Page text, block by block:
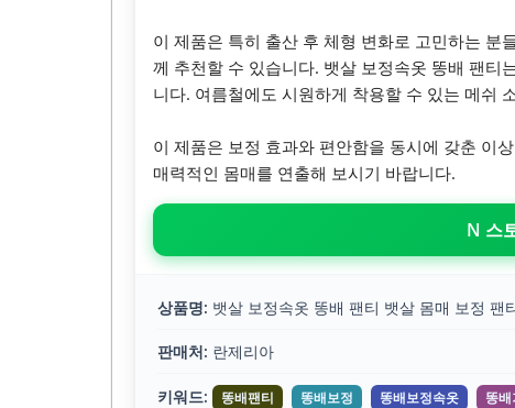
이 제품은 특히 출산 후 체형 변화로 고민하는 분
께 추천할 수 있습니다. 뱃살 보정속옷 똥배 팬티
니다. 여름철에도 시원하게 착용할 수 있는 메쉬
이 제품은 보정 효과와 편안함을 동시에 갖춘 이
매력적인 몸매를 연출해 보시기 바랍니다.
N 스
상품명: 뱃살 보정속옷 똥배 팬티 뱃살 몸매 보정
판매처: 란제리아
키워드: 똥배팬티 똥배보정 똥배보정속옷 똥